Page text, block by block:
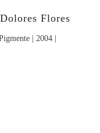
Flores
| 2004 |